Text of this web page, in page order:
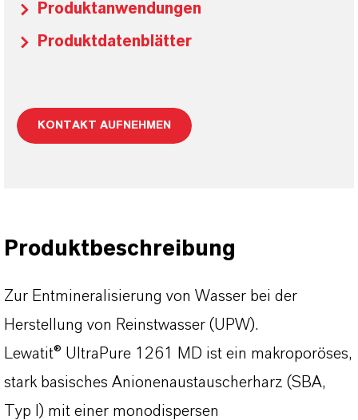
Produktanwendungen
Produktdatenblätter
KONTAKT AUFNEHMEN
Produktbeschreibung
Zur Entmineralisierung von Wasser bei der
Herstellung von Reinstwasser (UPW).
Lewatit® UltraPure 1261 MD ist ein makroporöses,
stark basisches Anionenaustauscherharz (SBA,
Typ I) mit einer monodispersen